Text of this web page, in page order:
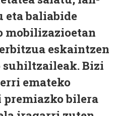
baliabide
mobilizazioetan
eskaintzen
suhiltzaileak. Bizi
emateko
premiazko bilera